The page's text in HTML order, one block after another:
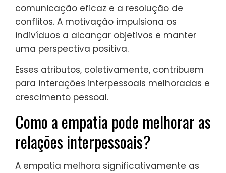
comunicação eficaz e a resolução de
conflitos. A motivação impulsiona os
indivíduos a alcançar objetivos e manter
uma perspectiva positiva.
Esses atributos, coletivamente, contribuem
para interações interpessoais melhoradas e
crescimento pessoal.
Como a empatia pode melhorar as
relações interpessoais?
A empatia melhora significativamente as